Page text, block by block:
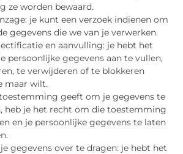
ze worden bewaard.
je kunt een verzoek indienen om
gegevens die we van je verwerken.
en aanvulling: je hebt het
persoonlijke gegevens aan te vullen,
te verwijderen of te blokkeren
maar wilt.
geeft om je gegevens te
heb je het recht om die toestemming
en je persoonlijke gegevens te laten
gegevens over te dragen: je hebt het